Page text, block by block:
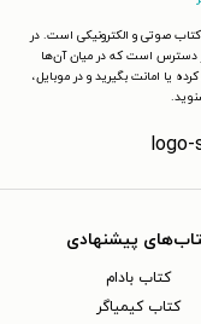
کتاب صوتی و الکترونیکی است. در
دسترس است که در میان آن‌ها
یا امانت بگیرید و در موبایل،
پیشنهادی
کتاب بادام
کتاب کیمیاگر